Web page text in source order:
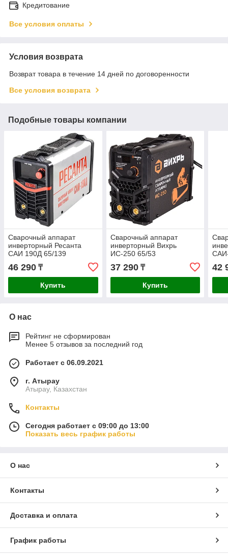
Кредитование
Все условия оплаты
Условия возврата
Возврат товара в течение 14 дней по договоренности
Все условия возврата
Подобные товары компании
Сварочный аппарат
инверторный Ресанта
САИ 190Д 65/139
46 290 ₸
Купить
Сварочный аппарат
инверторный Вихрь
ИС-250 65/53
37 290₸
Купить
42
О нас
Рейтинг не сформирован
Менее 5 отзывов за последний год
Работает с 06.09.2021
г. Атырау
Атырау, Казахстан
Контакты
Сегодня работает с 09:00 до 13:00
Показать весь график работы
О нас
Контакты
Доставка и оплата
График работы